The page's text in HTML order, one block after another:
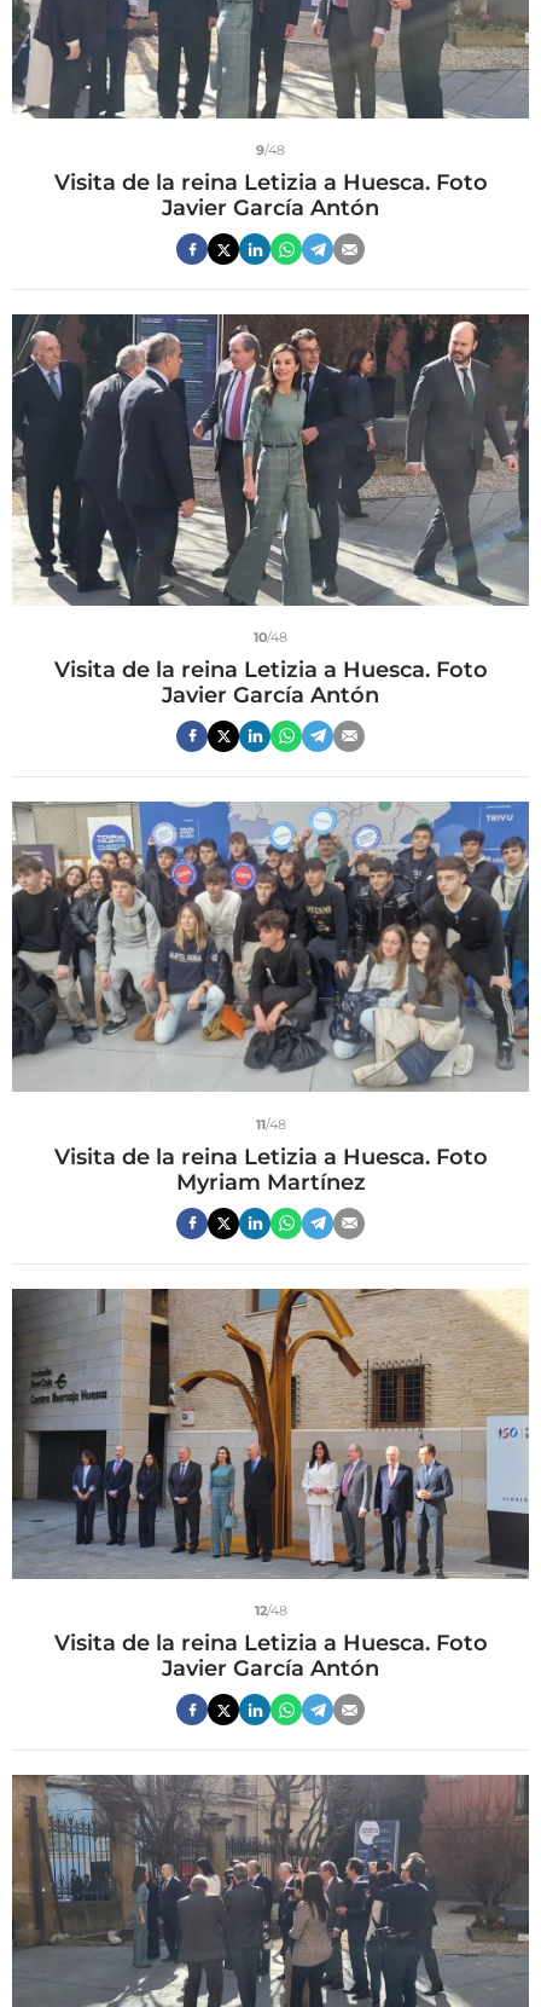
9/48
Visita de la reina Letizia a Huesca. Foto
Javier García Antón
10/48
Visita de la reina Letizia a Huesca. Foto
Javier García Antón
11/48
Visita de la reina Letizia a Huesca. Foto
Myriam Martínez
12/48
Visita de la reina Letizia a Huesca. Foto
Javier García Antón